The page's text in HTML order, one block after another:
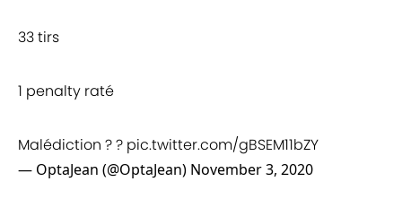
33 tirs
1 penalty raté
Malédiction ? ? pic.twitter.com/gBSEM11bZY
— OptaJean (@OptaJean) November 3, 2020